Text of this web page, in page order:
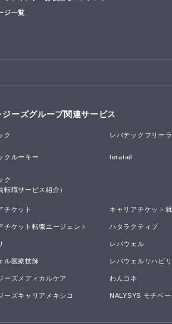
ジ一覧
ジーズグループ関連サービス
ク レバテックフリー
クルーキー teratail
ク
転職サービス紹介）
チケット キャリアチケット
チケット転職エージェント ハタラクティブ
レバウェル
ル医療技師 レバウェルリハビリ
ーズメディカルケア わんコネ
ーズキャリアメキシコ NALYSYS モチベ